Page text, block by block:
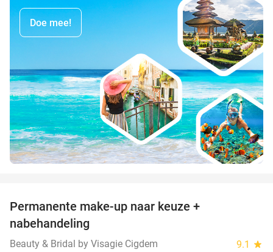
Doe mee!
Permanente make-up naar keuze +
nabehandeling
Beauty & Bridal by Visagie Cigdem 9.1 star